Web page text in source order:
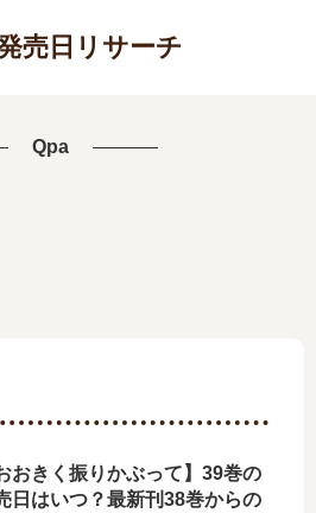
売日リサーチ
Qpa
おきく振りかぶって】39巻の
日はいつ？最新刊38巻からの